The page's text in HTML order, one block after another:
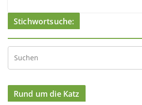
Stichwortsuche:
Rund um die Katz